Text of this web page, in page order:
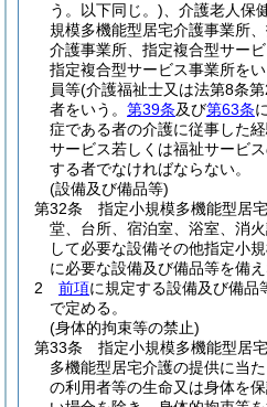
う。以下同じ。) 、介護老人保
規模多機能型居宅介護事業所
介護事業所、指定複合型サー
指定複合型サービス事業所を
員等(介護福祉士又は法第8条
者をいう。 第39条及び第63条
症である者の介護に従事した
サービス若しくは福祉サービ
する者でなければならない。
(設備及び備品等)
第32条
指定小規模多機能型居
堂、台所、宿泊室、浴室、消
して必要な設備その他指定小
に必要な設備及び備品等を備え
2
前項に規定する設備及び備品
で定める。
(身体的拘束等の禁止)
第33条
指定小規模多機能型居
多機能型居宅介護の提供に当
の利用者等の生命又は身体を